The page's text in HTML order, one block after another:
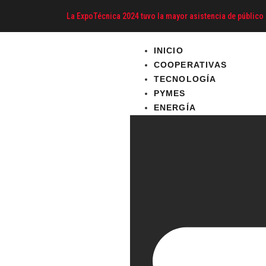
La ExpoTécnica 2024 tuvo la mayor asistencia de
INICIO
COOPERATIVAS
TECNOLOGÍA
PYMES
ENERGÍA